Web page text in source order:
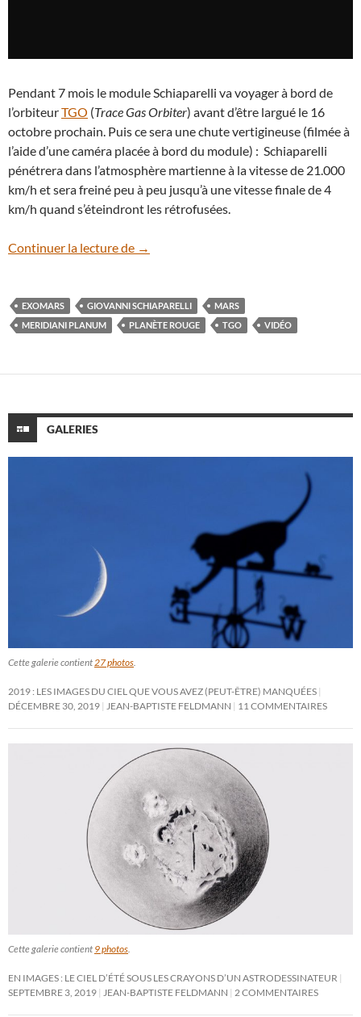
Pendant 7 mois le module Schiaparelli va voyager à bord de
l’orbiteurTGO (Trace Gas Orbiter) avant d’être largué le 16
octobre prochain. Puis ce sera une chute vertigineuse (filmée à
l’aide d’une caméra placée à bord du module) : Schiaparelli
pénétrera dans l’atmosphère martienne à la vitesse de 21.000
km/h et sera freiné peu à peu jusqu’à une vitesse finale de 4
km/h quand s’éteindront les rétrofusées.
Continuer la lecture de En vidéo : le voyage de la sonde ExoMars
→
EXOMARS GIOVANNI SCHIAPARELLI
MARS
MERIDIANI PLANUM
PLANÈTE ROUGE TGO VIDÉO
GALERIES
Cette galerie contient 27 photos
2019 : LES IMAGES DU CIEL QUE VOUS AVEZ (PEUT-ÊTRE) MANQUÉES
DÉCEMBRE 30, 2019
JEAN-BAPTISTE FELDMANN 11 COMMENTAIRES
Cette galerie contient 9 photos
EN IMAGES : LE CIEL D’ÉTÉ SOUS LES CRAYONS D’UN ASTRODESSINATEUR
SEPTEMBRE 3, 2019
JEAN-BAPTISTE FELDMANN 2 COMMENTAIRES